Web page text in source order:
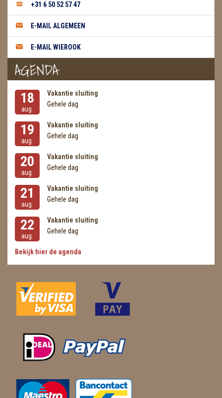
+31 6 50 52 57 47
E-MAIL ALGEMEEN
E-MAIL WIEROOK
AGENDA
18
aug.
Vakantie sluiting
Gehele dag
19
aug.
Vakantie sluiting
Gehele dag
20
aug.
Vakantie sluiting
Gehele dag
21
aug.
Vakantie sluiting
Gehele dag
22
aug.
Vakantie sluiting
Gehele dag
Bekijk hier de agenda